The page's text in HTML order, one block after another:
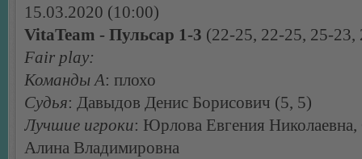
15.03.2020 (10:00)
VitaTeam - Пульсар 1-3 (22-25, 22-25, 25-23,
Fair play:
Команды А: плохо
Судья: Давыдов Денис Борисович (5, 5)
Лучшие игроки: Юрлова Евгения Николаевна,
Алина Владимировна